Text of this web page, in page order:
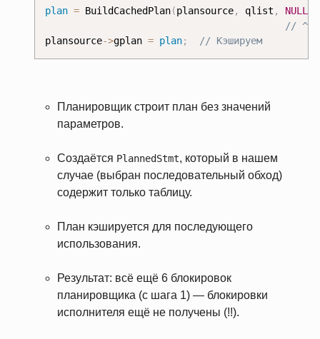
plan = BuildCachedPlan(plansource, qlist , NULL
plansource->gplan = plan; // Кэшируем
Планировщик строит план без значений
параметров.
Создаётся PlannedStmt, который в нашем
случае (выбран последовательный обход)
содержит только таблицу.
План кэшируется для последующего
использования.
Результат: всё ещё 6 блокировок
планировщика (с шага 1) — блокировки
исполнителя ещё не получены (!!).